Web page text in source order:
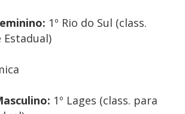
1º Rio do Sul (class.
Estadual)
1º Lages (class. para